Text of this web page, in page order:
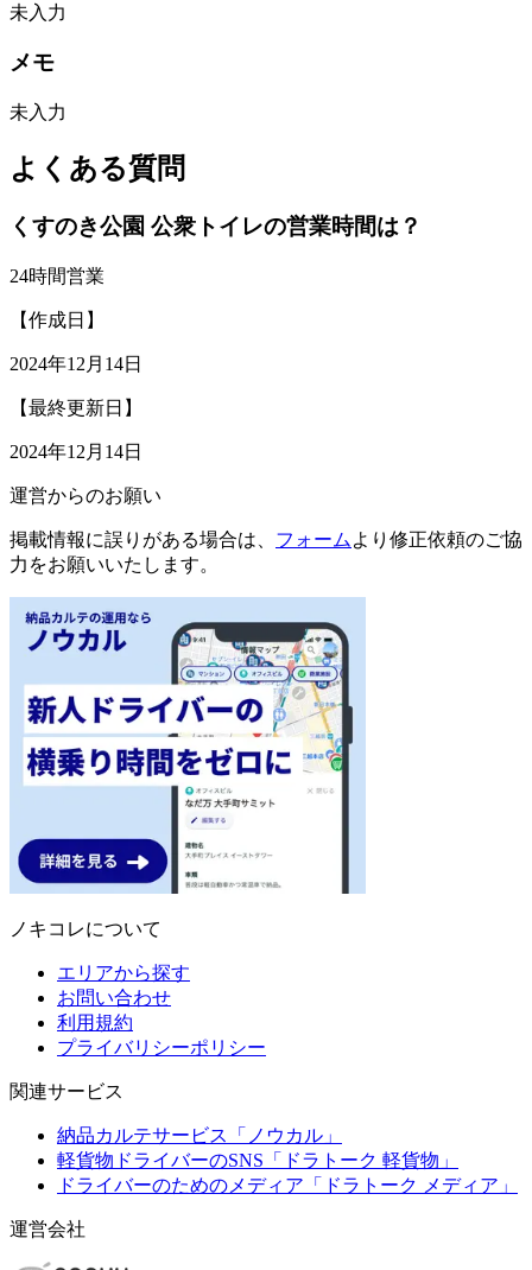
未入力
メモ
未入力
よくある質問
くすのき公園 公衆トイレの営業時間は？
24時間営業
【作成日】
2024年12月14日
【最終更新日】
2024年12月14日
運営からのお願い
掲載情報に誤りがある場合は、 フォーム より修正依頼のご協
力をお願いいたします。
ノキコレについて
エリアから探す
お問い合わせ
利用規約
プライバリシーポリシー
関連サービス
納品カルテサービス「ノウカル」
軽貨物ドライバーのSNS「ドラトーク 軽貨物」
ドライバーのためのメディア「ドラトーク メディア」
運営会社